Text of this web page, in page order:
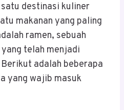
destinasi kuliner
makanan yang paling
ramen, sebuah
telah menjadi
adalah beberapa
yang wajib masuk